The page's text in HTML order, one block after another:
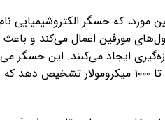
که حسگر الکتروشیمیایی
مورفین اعمال می‌کند و باعث
ایجاد می‌کنند. این حسگر
مورفین را در غلظت‌های کمتر از ۰٫۰۲۴ میکرومولار (حدود ۲۴ تریلیونم مول در لیتر) تا ۱۰۰۰